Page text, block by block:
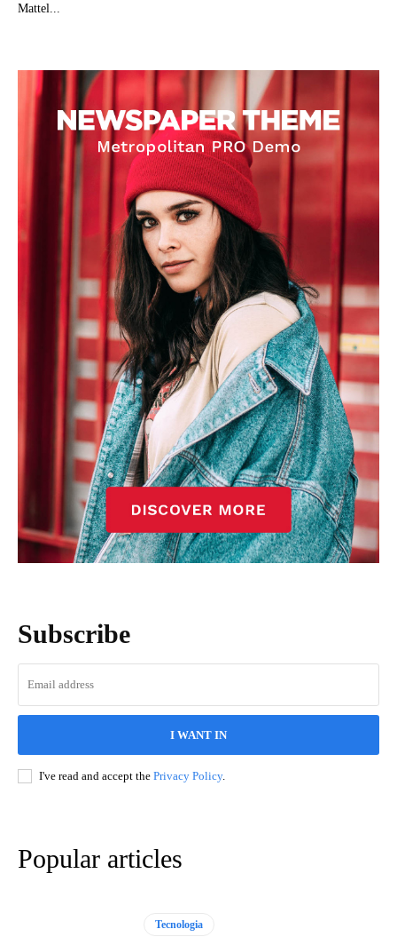
Mattel...
Subscribe
I WANT IN
I've read and accept the Privacy Policy.
Popular articles
Tecnologia